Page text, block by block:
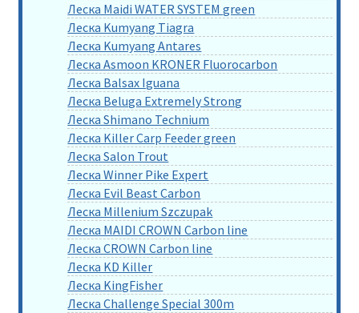
Леска Maidi WATER SYSTEM green
Леска Kumyang Tiagra
Леска Kumyang Antares
Леска Asmoon KRONER Fluorocarbon
Леска Balsax Iguana
Леска Beluga Extremely Strong
Леска Shimano Technium
Леска Killer Carp Feeder green
Леска Salon Trout
Леска Winner Pike Expert
Леска Evil Beast Carbon
Леска Millenium Szczupak
Леска MAIDI CROWN Carbon line
Леска CROWN Carbon line
Леска KD Killer
Леска KingFisher
Леска Challenge Special 300m